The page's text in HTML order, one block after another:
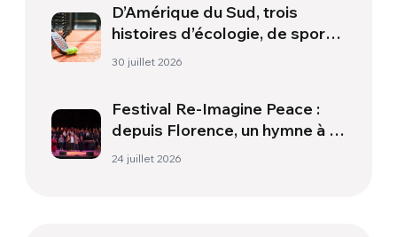
D’Amérique du Sud, trois
histoires d’écologie, de sport
et de santé
30 juillet 2026
Festival Re-Imagine Peace :
depuis Florence, un hymne à la
paix
24 juillet 2026